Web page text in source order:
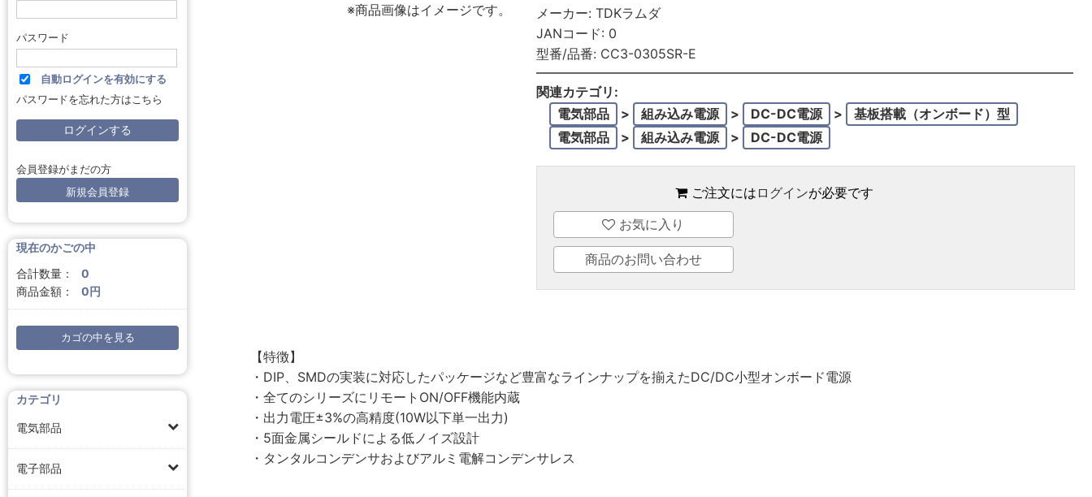
パスワード
自動ログインを有効にする
パスワードを忘れた方はこちら
会員登録がまだの方
新規会員登録
現在のかごの中
合計数量：
0
商品金額：
0円
カゴの中を見る
カテゴリ
電気部品
電子部品
※商品画像はイメージです。 メーカー: TDKラムダ
JANコード: 0
型番/品番: CC3-0305SR-E
関連カテゴリ:
電気部品
> 組み込み電源 > DC-DC電源 >
基板搭載（オンボード）型
電気部品
> 組み込み電源 > DC-DC電源
ご注文には ログインが必要です
お気に入り
商品のお問い合わせ
【特徴】
・DIP、SMDの実装に対応したパッケージなど豊富なラインナップを揃えたDC/DC小型オンボード電源
・全てのシリーズにリモートON/OFF機能内蔵
・出力電圧±3%の高精度(10W以下単一出力)
・5面金属シールドによる低ノイズ設計
・タンタルコンデンサおよびアルミ電解コンデンサレス